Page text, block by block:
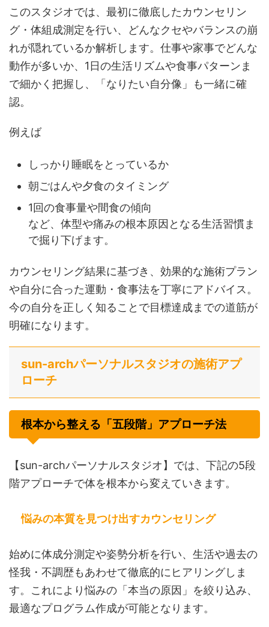
このスタジオでは、最初に徹底したカウンセリン
グ・体組成測定を行い、どんなクセやバランスの崩
れが隠れているか解析します。仕事や家事でどんな
動作が多いか、1日の生活リズムや食事パターンま
で細かく把握し、「なりたい自分像」も一緒に確
認。
例えば
しっかり睡眠をとっているか
朝ごはんや夕食のタイミング
1回の食事量や間食の傾向
など、体型や痛みの根本原因となる生活習慣ま
で掘り下げます。
カウンセリング結果に基づき、効果的な施術プラン
や自分に合った運動・食事法を丁寧にアドバイス。
今の自分を正しく知ることで目標達成までの道筋が
明確になります。
sun-archパーソナルスタジオの施術アプ
ローチ
根本から整える「五段階」アプローチ法
【sun-archパーソナルスタジオ】では、下記の5段
階アプローチで体を根本から変えていきます。
悩みの本質を見つけ出すカウンセリング
始めに体成分測定や姿勢分析を行い、生活や過去の
怪我・不調歴もあわせて徹底的にヒアリングしま
す。これにより悩みの「本当の原因」を絞り込み、
最適なプログラム作成が可能となります。